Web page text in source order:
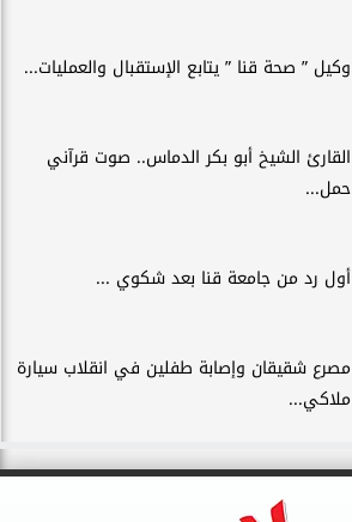
وكيل ” صحة قنا ” يتابع الإستقبال والعمليات...
القارئ الشيخ أبو بكر الدماس.. صوت قرآني
حمل...
أول رد من جامعة قنا بعد شكوي ...
مصرع شقيقان وإصابة طفلين في انقلاب سيارة
ملاكي...